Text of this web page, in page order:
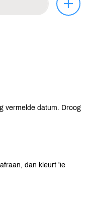
vermelde datum. Droog
dan kleurt 'ie